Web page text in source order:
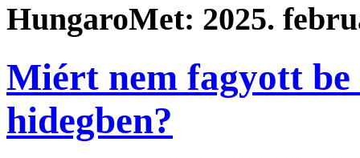
HungaroMet: 2025.
Miért nem fagyott
hidegben?